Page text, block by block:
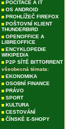
POČÍTAČE A IT
OS ANDROID
PROHLÍŽEČ FIREFOX
POŠTOVNÍ KLIENT
THUNDERBIRD
OPENOFFICE A
LIBREOFFICE
ENCYKLOPEDIE
WIKIPEDIA
P2P SÍTĚ BITTORRENT
všeobecná témata:
EKONOMIKA
OSOBNÍ FINANCE
PRÁVO
SPORT
KULTURA
CESTOVÁNÍ
ČÍNSKÉ E-SHOPY